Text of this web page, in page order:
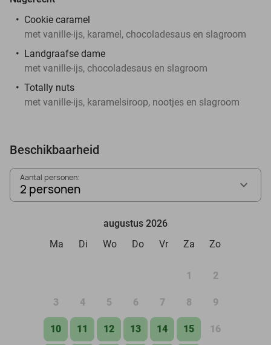
Cookie caramel
met vanille-ijs, karamel, chocoladesaus en slagroom
Landgraafse dame
met vanille-ijs, chocoladesaus en slagroom
Totally nuts
met vanille-ijs, karamelsiroop, nootjes en slagroom
Beschikbaarheid
Aantal personen:
2 personen
augustus 2026
Ma
Di Wo Do Vr Za Zo
1 2
3 4 5 6 7 8 9
10 11 12 13 14 15 16